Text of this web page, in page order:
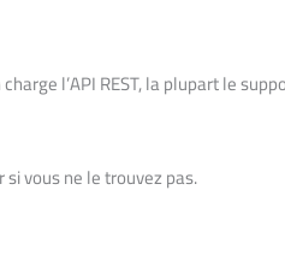
l’API REST, la plupart le
vous ne le trouvez pas.